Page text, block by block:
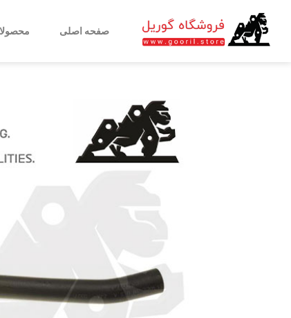
content
صفحه اصلی